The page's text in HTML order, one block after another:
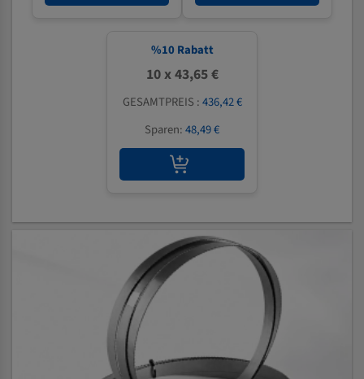
%10 Rabatt
10 x 43,65 €
GESAMTPREIS :436,42 €
Sparen:48,49 €